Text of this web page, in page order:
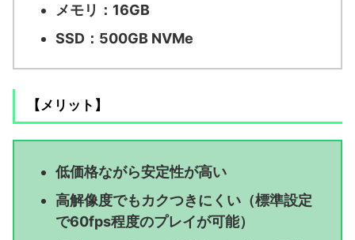
メモリ：16GB
SSD：500GB NVMe
【メリット】
低価格ながら安定性が高い
高解像度でもカクつきにくい（標準設定
で60fps程度のプレイが可能）